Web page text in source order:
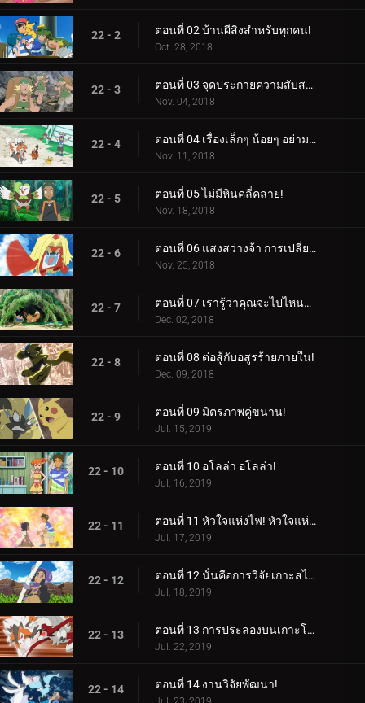
22 - 2 ตอนที่ 02 บ้านผีสิงสำหรับทุกคน!
Oct. 28, 2018
22 - 3 ตอนที่ 03 จุดประกายความสับสน!
Nov. 04, 2018
22 - 4 ตอนที่ 04 เรื่องเล็กๆ น้อยๆ อย่ามองข้าม!
Nov. 11, 2018
22 - 5 ตอนที่ 05 ไม่มีหินคลี่คลาย!
Nov. 18, 2018
22 - 6 ตอนที่ 06 แสงสว่างจ้า การเปลี่ยนแปลงครั้งยิ่งใหญ่!
Nov. 25, 2018
22 - 7 ตอนที่ 07 เรารู้ว่าคุณจะไปไหนอีวุย!
Dec. 02, 2018
22 - 8 ตอนที่ 08 ต่อสู้กับอสูรร้ายภายใน!
Dec. 09, 2018
22 - 9 ตอนที่ 09 มิตรภาพคู่ขนาน!
Jul. 15, 2019
22 - 10 ตอนที่ 10 อโลล่า อโลล่า!
Jul. 16, 2019
22 - 11 ตอนที่ 11 หัวใจแห่งไฟ! หัวใจแห่งหิน!
Jul. 17, 2019
22 - 12 ตอนที่ 12 นั่นคือการวิจัยเกาะสไปซี่!
Jul. 18, 2019
22 - 13 ตอนที่ 13 การประลองบนเกาะโพนี!
Jul. 22, 2019
22 - 14 ตอนที่ 14 งานวิจัยพัฒนา!